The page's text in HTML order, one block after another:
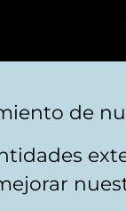
de